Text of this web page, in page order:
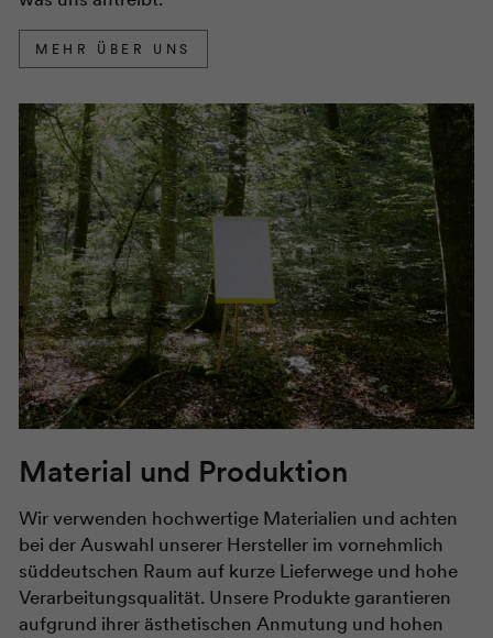
MEHR ÜBER UNS
Material und Produktion
Wir verwenden hochwertige Materialien und achten
bei der Auswahl unserer Hersteller im vornehmlich
süddeutschen Raum auf kurze Lieferwege und hohe
Verarbeitungsqualität. Unsere Produkte garantieren
aufgrund ihrer ästhetischen Anmutung und hohen